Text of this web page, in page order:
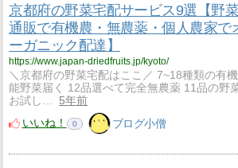
京都府の野菜宅配サービス9選【野菜
通販で有機農・無農薬・個人農家で
ーガニック配達】
https://www.japan-driedfruits.jp/kyoto/
＼京都府の野菜宅配はここ／ 7~18種類の有機
能野菜届く 12品選べて完全無農薬 11品の野
お試し…
5年前
いいね！
0 ブログ小僧